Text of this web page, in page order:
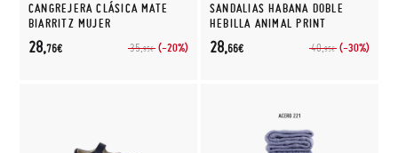
CANGREJERA CLÁSICA MATE
BIARRITZ MUJER
35,95€ (-20%)
28,76€
SANDALIAS HABANA DOBLE
HEBILLA ANIMAL PRINT
40,95€ (-30%)
28,66€